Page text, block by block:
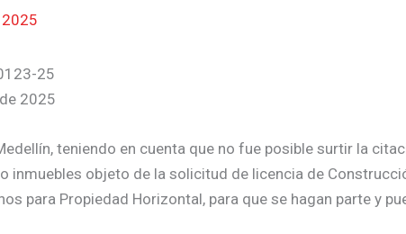
25
2025
teniendo en cuenta que no fue posible surtir la
inmuebles objeto de la solicitud de licencia de
para Propiedad Horizontal, para que se hagan parte y